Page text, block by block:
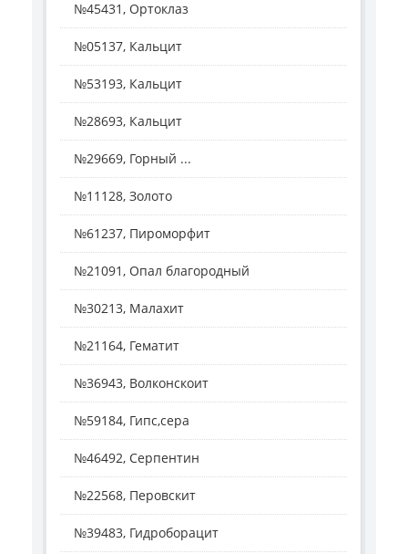
№45431, Ортоклаз
№05137, Кальцит
№53193, Кальцит
№28693, Кальцит
№29669, Горный ...
№11128, Золото
№61237, Пироморфит
№21091, Опал благородный
№30213, Малахит
№21164, Гематит
№36943, Волконскоит
№59184, Гипс,сера
№46492, Серпентин
№22568, Перовскит
№39483, Гидроборацит